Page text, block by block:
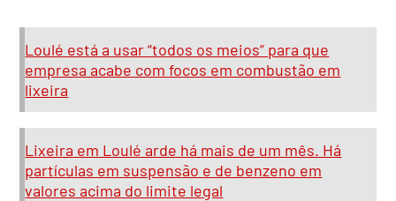
Loulé está a usar “todos os meios” para que
empresa acabe com focos em combustão em
lixeira
Lixeira em Loulé arde há mais de um mês. Há
partículas em suspensão e de benzeno em
valores acima do limite legal